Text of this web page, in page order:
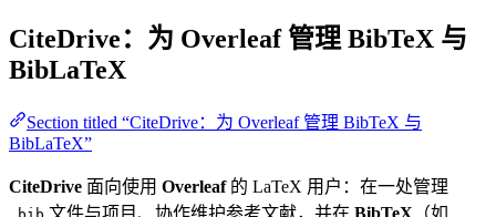
CiteDrive：为 Overleaf 管理 BibTeX 与
BibLaTeX
Section titled “CiteDrive：为 Overleaf 管理 BibTeX 与
BibLaTeX”
CiteDrive 面向使用 Overleaf的 LaTeX 用户：在一处管理